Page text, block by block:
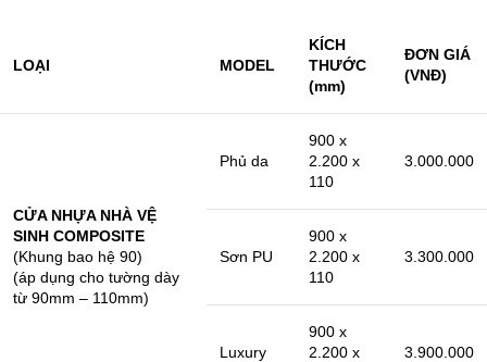
LOẠI MODEL
KÍCH
THƯỚC
(mm)
ĐƠN GIÁ
(VNĐ)
CỬA NHỰA NHÀ VỆ
SINH COMPOSITE
(Khung bao hệ 90)
(áp dụng cho tường dày
từ 90mm – 110mm)
Phủ da
900 x
2.200 x
110
3.000.000
Sơn PU
900 x
2.200 x
110
3.300.000
Luxury
900 x
2.200 x
3.900.000